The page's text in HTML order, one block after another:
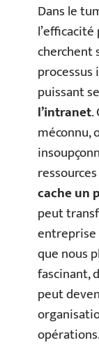
Dans le
cherchent
puissant
l’intranet.
méconnu,
cache un
peut
entreprise
que nous
fascinant,
peut